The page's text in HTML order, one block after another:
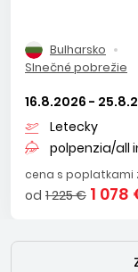
Bulharsko
Slnečné pobrežie
16.8.2026 -
Letecky
polpenzia/all
cena s poplatkami
od 1 225 € 1 078